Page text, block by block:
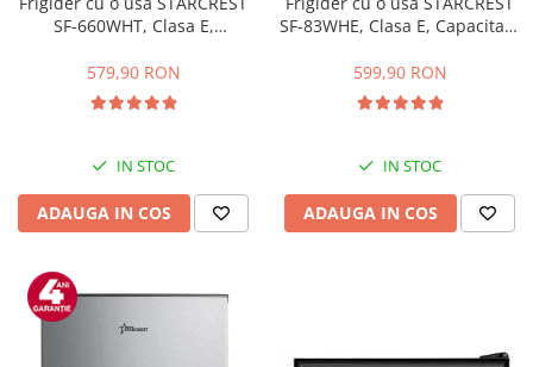
SF-660WHT, Clasa E,
579,90 RON
IN STOC
ADAUGA IN COS
SF-83WHE, Clasa E, Capacitate
Compartiment gheata, H 85
cm, Alb
599,90 RON
IN STOC
ADAUGA IN COS